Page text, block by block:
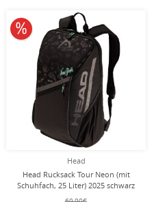
Head
Head Rucksack Tour Neon (mit
Schuhfach, 25 Liter) 2025 schwarz
10% reduziert